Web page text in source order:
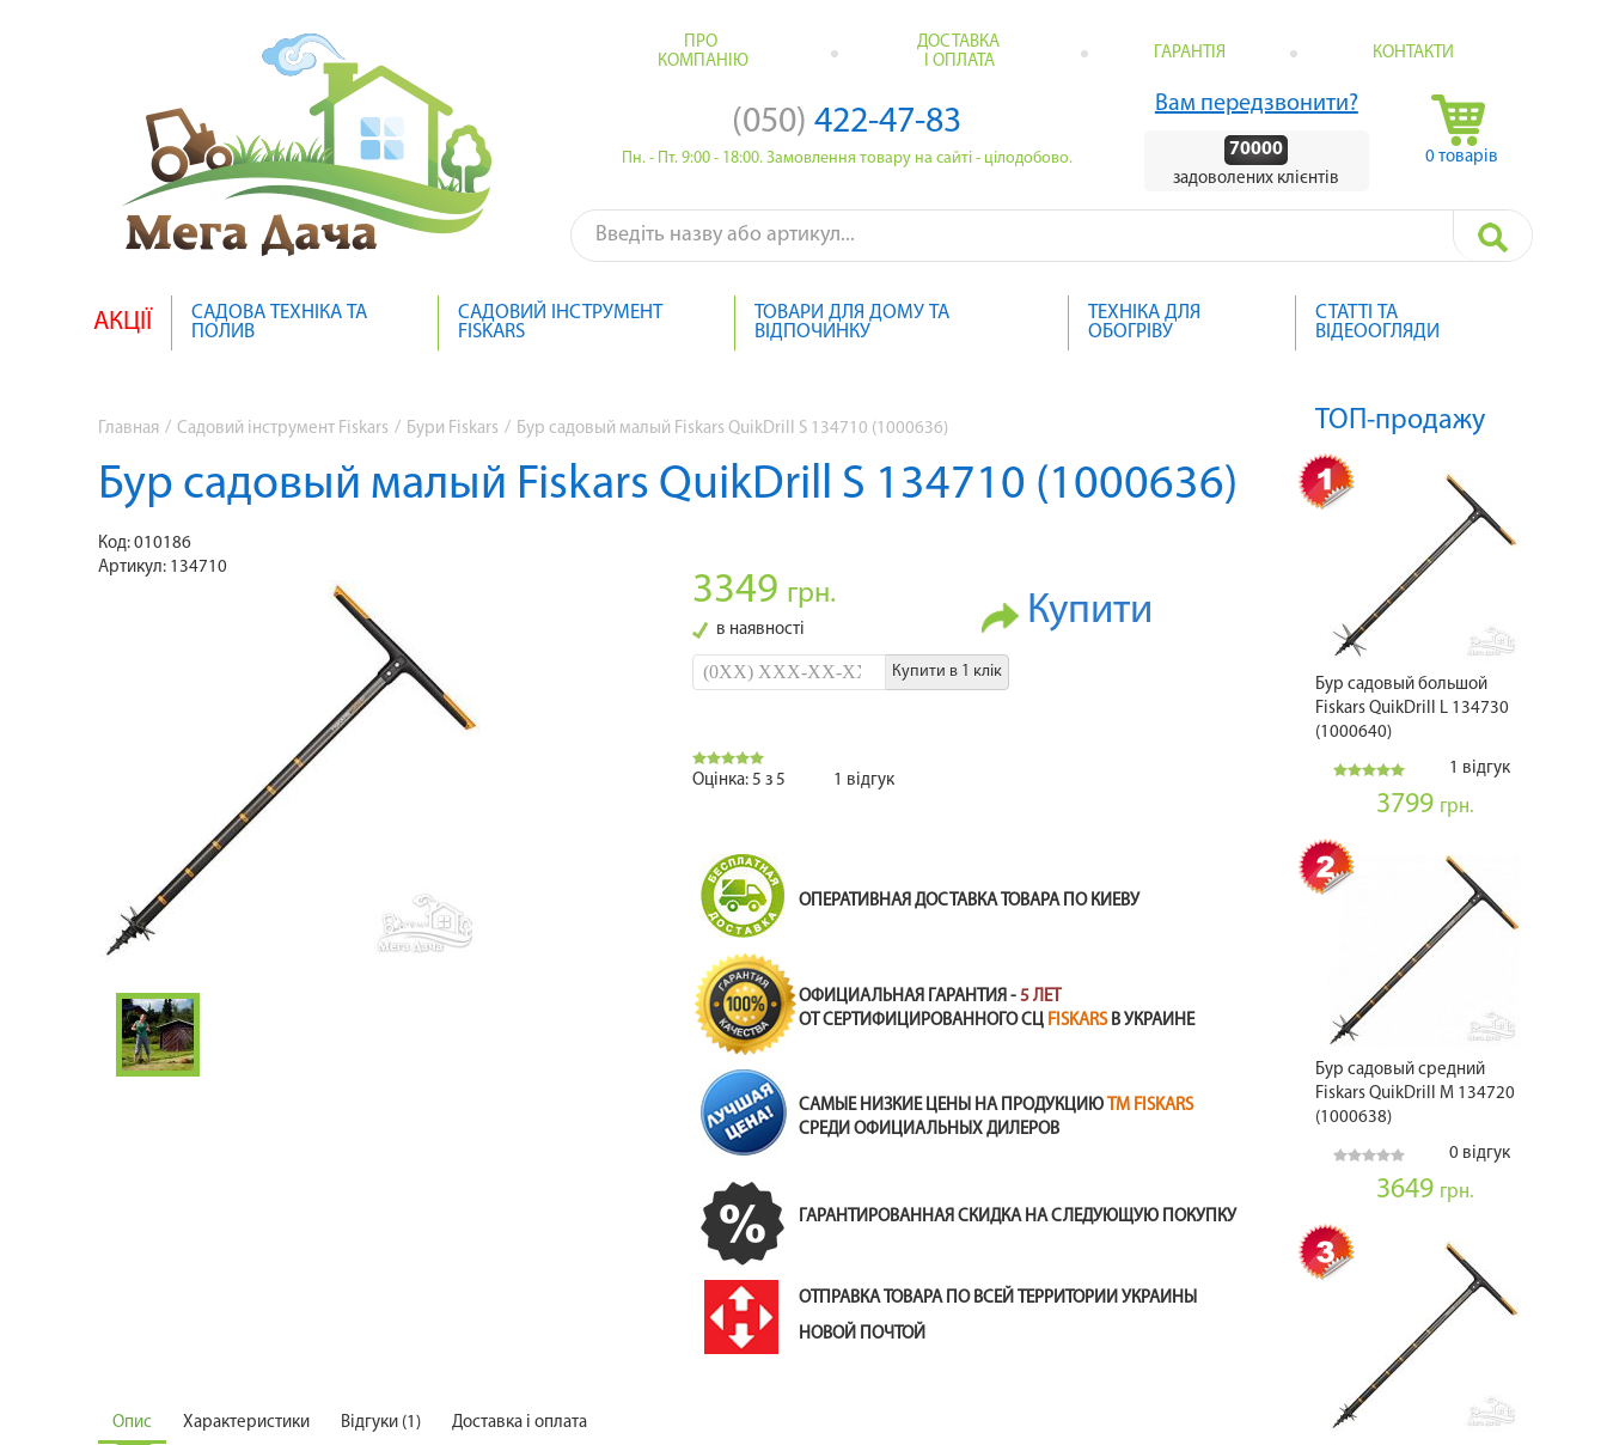
ПРО
КОМПАНІЮ
ДОСТАВКА
І ОПЛАТА
ГАРАНТІЯ КОНТАКТИ
(050)422-47-83
Пн. - Пт. 9:00 - 18:00. Замовлення товару на сайті - цілодобово.
Вам передзвонити?
70000
задоволених клієнтів
0 товарів
АКЦІЇ
САДОВА ТЕХНІКА ТА
ПОЛИВ
САДОВИЙ ІНСТРУМЕНТ
FISKARS
ТОВАРИ ДЛЯ ДОМУ ТА
ВІДПОЧИНКУ
ТЕХНІКА ДЛЯ
ОБОГРІВУ
СТАТТІ ТА
ВІДЕООГЛЯДИ
Главная / Садовий інструмент Fiskars / Бури Fiskars / Бур садовый малый Fiskars QuikDrill S 134710 (1000636)
Бур садовый малый Fiskars QuikDrill S 134710 (1000636)
Код: 010186
Артикул: 134710
3349 грн.
в наявності Купити
Купити в 1 клік
Оцінка: 5 з 5 1 відгук
ОПЕРАТИВНАЯ ДОСТАВКА ТОВАРА ПО КИЕВУ
ОФИЦИАЛЬНАЯ ГАРАНТИЯ - 5 ЛЕТ
ОТ СЕРТИФИЦИРОВАННОГО СЦ FISKARSВ УКРАИНЕ
САМЫЕ НИЗКИЕ ЦЕНЫ НА ПРОДУКЦИЮ ТМ FISKARS
СРЕДИ ОФИЦИАЛЬНЫХ ДИЛЕРОВ
ГАРАНТИРОВАННАЯ СКИДКА НА СЛЕДУЮЩУЮ ПОКУПКУ
ОТПРАВКА ТОВАРА ПО ВСЕЙ ТЕРРИТОРИИ УКРАИНЫ
НОВОЙ ПОЧТОЙ
Опис Характеристики Відгуки (1) Доставка і оплата
ТОП-продажу
Бур садовый большой
Fiskars QuikDrill L 134730
(1000640)
1 відгук
3799 грн.
Бур садовый средний
Fiskars QuikDrill M 134720
(1000638)
0 відгук
3649 грн.